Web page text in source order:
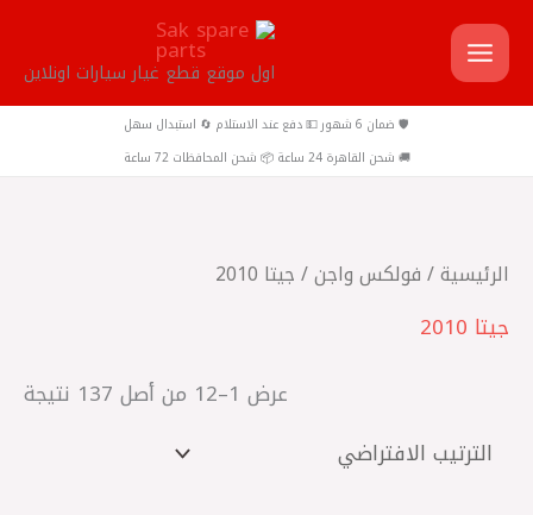
تخطي
إلى
المحتوى
اول موقع قطع غيار سيارات اونلاين
🛡️ ضمان 6 شهور 💵 دفع عند الاستلام 🔄 استبدال سهل
🚚 شحن القاهرة 24 ساعة 📦 شحن المحافظات 72 ساعة
الرئيسية/ فولكس واجن/ جيتا 2010
جيتا 2010
عرض 1–12 من أصل 137 نتيجة